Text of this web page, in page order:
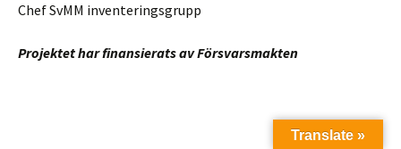
Chef SvMM inventeringsgrupp
Projektet har finansierats av Försvarsmakten
Translate »